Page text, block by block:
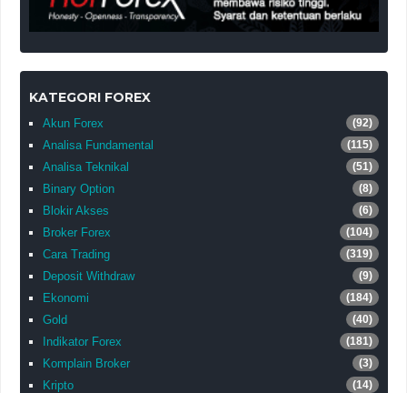
KATEGORI FOREX
Akun Forex (92)
Analisa Fundamental (115)
Analisa Teknikal (51)
Binary Option (8)
Blokir Akses (6)
Broker Forex (104)
Cara Trading (319)
Deposit Withdraw (9)
Ekonomi (184)
Gold (40)
Indikator Forex (181)
Komplain Broker (3)
Kripto (14)